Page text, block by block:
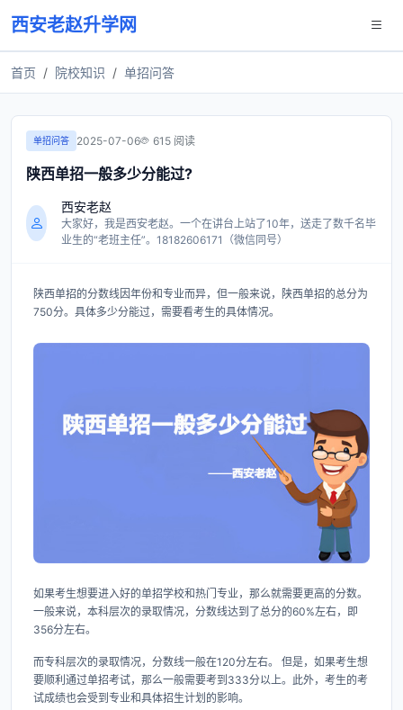
西安老赵升学网
首页 院校知识 单招问答
单招问答 2025-07-06 615 阅读
陕西单招一般多少分能过?
西安老赵
大家好，我是西安老赵。一个在讲台上站了10年，送走了数千名毕
业生的“老班主任”。18182606171（微信同号）
陕西单招的分数线因年份和专业而异，但一般来说，陕西单招的总分为
750分。具体多少分能过，需要看考生的具体情况。
如果考生想要进入好的单招学校和热门专业，那么就需要更高的分数。
一般来说，本科层次的录取情况，分数线达到了总分的60%左右，即
356分左右。
而专科层次的录取情况，分数线一般在120分左右。 但是，如果考生想
要顺利通过单招考试，那么一般需要考到333分以上。此外，考生的考
试成绩也会受到专业和具体招生计划的影响。